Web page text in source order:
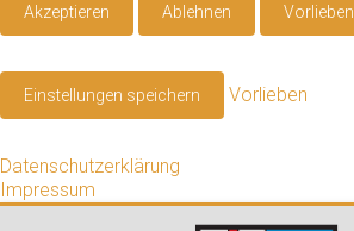
Akzeptieren Ablehnen Vorlieben
Einstellungen speichern Vorlieben
Datenschutzerklärung
Impressum